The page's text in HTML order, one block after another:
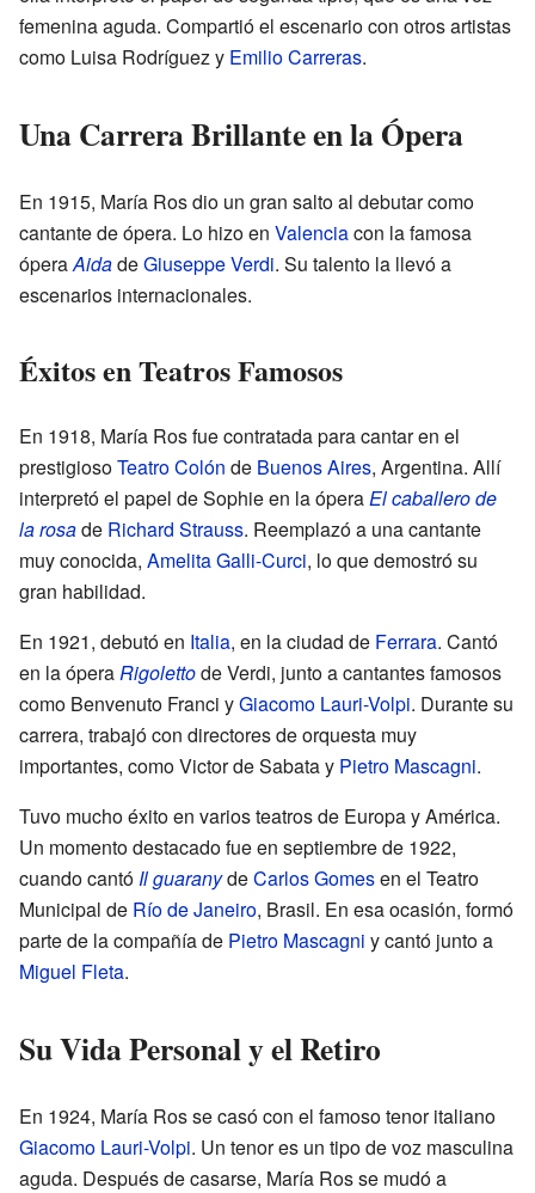
femenina aguda. Compartió el escenario con otros artistas
como Luisa Rodríguez y Emilio Carreras.
Una Carrera Brillante en la Ópera
En 1915, María Ros dio un gran salto al debutar como
cantante de ópera. Lo hizo en Valenciacon la famosa
óperaAidadeGiuseppe Verdi. Su talento la llevó a
escenarios internacionales.
Éxitos en Teatros Famosos
En 1918, María Ros fue contratada para cantar en el
prestigiosoTeatro Colón de Buenos Aires, Argentina. Allí
interpretó el papel de Sophie en la óperaEl caballero de
la rosade Richard Strauss. Reemplazó a una cantante
muy conocida, Amelita Galli-Curci, lo que demostró su
gran habilidad.
En 1921, debutó en Italia, en la ciudad de Ferrara. Cantó
en la óperaRigolettode Verdi, junto a cantantes famosos
como Benvenuto Franci yGiacomo Lauri-Volpi. Durante su
carrera, trabajó con directores de orquesta muy
importantes, como Victor de Sabata y Pietro Mascagni.
Tuvo mucho éxito en varios teatros de Europa y América.
Un momento destacado fue en septiembre de 1922,
cuando cantóIl guaranydeCarlos Gomesen el Teatro
Municipal de Río de Janeiro, Brasil. En esa ocasión, formó
parte de la compañía de Pietro Mascagni y cantó junto a
Miguel Fleta.
Su Vida Personal y el Retiro
En 1924, María Ros se casó con el famoso tenor italiano
Giacomo Lauri-Volpi. Un tenor es un tipo de voz masculina
aguda. Después de casarse, María Ros se mudó a